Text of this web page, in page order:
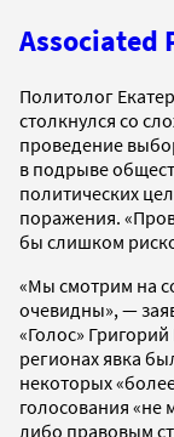
Associated
Политолог
столкнулся со
проведение
в подрыве
политических
поражения.
бы слишком
«Мы смотрим на
очевидны», —
«Голос»
регионах явка
некоторых
голосования «не
либо правовым